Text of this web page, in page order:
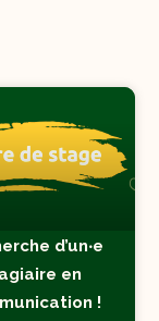
d’un‧e
en
!